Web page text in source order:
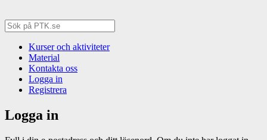
Kurser och aktiviteter
Material
Kontakta oss
Logga in
Registrera
Logga in